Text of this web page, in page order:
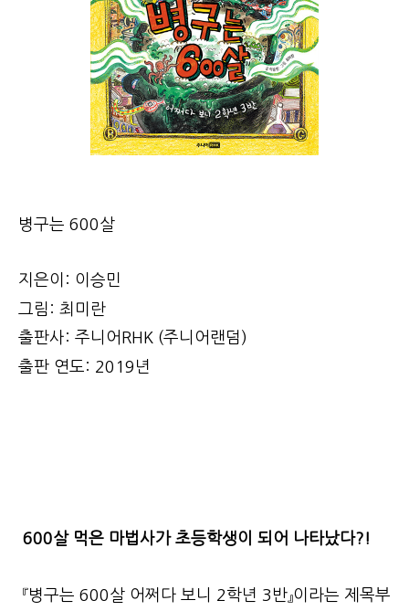
병구는 600살
지은이: 이승민
그림: 최미란
출판사: 주니어RHK (주니어랜덤)
출판 연도: 2019년
600살 먹은 마법사가 초등학생이 되어 나타났다?!
『병구는 600살 어쩌다 보니 2학년 3반』이라는 제목부